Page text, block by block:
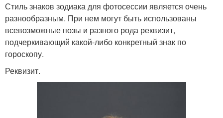
Стиль знаков зодиака для фотосессии является очень
разнообразным. При нем могут быть использованы
всевозможные позы и разного рода реквизит,
подчеркивающий какой-либо конкретный знак по
гороскопу.
Реквизит.